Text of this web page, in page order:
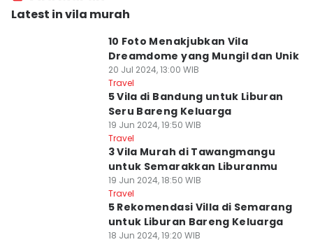
Latest in vila murah
10 Foto Menakjubkan Vila
Dreamdome yang Mungil dan Unik
20 Jul 2024, 13:00 WIB
Travel
5 Vila di Bandung untuk Liburan
Seru Bareng Keluarga
19 Jun 2024, 19:50 WIB
Travel
3 Vila Murah di Tawangmangu
untuk Semarakkan Liburanmu
19 Jun 2024, 18:50 WIB
Travel
5 Rekomendasi Villa di Semarang
untuk Liburan Bareng Keluarga
18 Jun 2024, 19:20 WIB